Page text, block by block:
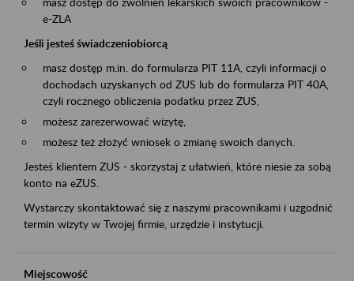
e-ZLA
Jeśli jesteś świadczeniobiorcą
masz dostęp m.in. do formularza PIT 11A, czyli informacji o
dochodach uzyskanych od ZUS lub do formularza PIT 40A,
czyli rocznego obliczenia podatku przez ZUS,
możesz zarezerwować wizytę,
możesz też złożyć wniosek o zmianę swoich danych.
Jesteś klientem ZUS - skorzystaj z ułatwień, które niesie za sobą
konto na eZUS.
Wystarczy skontaktować się z naszymi pracownikami i uzgodnić
termin wizyty w Twojej firmie, urzędzie i instytucji.
Miejscowość